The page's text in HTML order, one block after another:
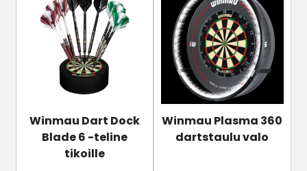
Winmau Dart Dock
Blade 6 -teline
tikoille
Winmau Plasma 360
dartstaulu valo